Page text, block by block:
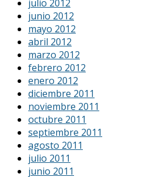
julio 2012
junio 2012
mayo 2012
abril 2012
marzo 2012
febrero 2012
enero 2012
diciembre 2011
noviembre 2011
octubre 2011
septiembre 2011
agosto 2011
julio 2011
junio 2011